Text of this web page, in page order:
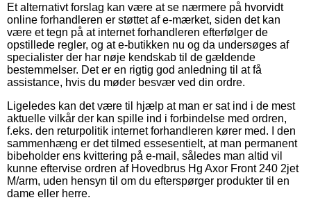
Et alternativt forslag kan være at se nærmere på hvorvidt
online forhandleren er støttet af e-mærket, siden det kan
være et tegn på at internet forhandleren efterfølger de
opstillede regler, og at e-butikken nu og da undersøges af
specialister der har nøje kendskab til de gældende
bestemmelser. Det er en rigtig god anledning til at få
assistance, hvis du møder besvær ved din ordre.
Ligeledes kan det være til hjælp at man er sat ind i de mest
aktuelle vilkår der kan spille ind i forbindelse med ordren,
f.eks. den returpolitik internet forhandleren kører med. I den
sammenhæng er det tilmed essesentielt, at man permanent
bibeholder ens kvittering på e-mail, således man altid vil
kunne eftervise ordren af Hovedbrus Hg Axor Front 240 2jet
M/arm, uden hensyn til om du efterspørger produkter til en
dame eller herre.